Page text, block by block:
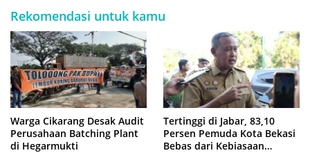
Rekomendasi untuk kamu
Warga Cikarang Desak Audit
Perusahaan Batching Plant
di Hegarmukti
Tertinggi di Jabar, 83,10
Persen Pemuda Kota Bekasi
Bebas dari Kebiasaan